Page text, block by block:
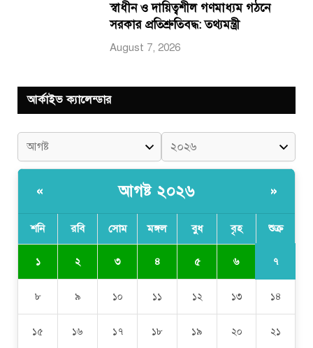
স্বাধীন ও দায়িত্বশীল গণমাধ্যম গঠনে
সরকার প্রতিশ্রুতিবদ্ধ: তথ্যমন্ত্রী
August 7, 2026
আর্কাইভ ক্যালেন্ডার
« আগষ্ট ২০২৬ »
শনি রবি সোম মঙ্গল বুধ বৃহ শুক্র
১ ২ ৩ ৪ ৫ ৬ ৭
৮ ৯ ১০ ১১ ১২ ১৩ ১৪
১৫ ১৬ ১৭ ১৮ ১৯ ২০ ২১